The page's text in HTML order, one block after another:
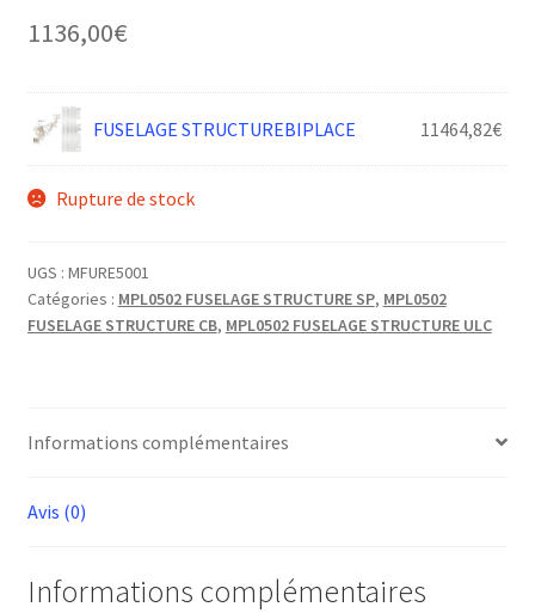
1136,00€
FUSELAGE STRUCTUREBIPLACE 11464,82€
Rupture de stock
UGS : MFURE5001
Catégories : MPL0502 FUSELAGE STRUCTURE SP, MPL0502
FUSELAGE STRUCTURE CB, MPL0502 FUSELAGE STRUCTURE ULC
Informations complémentaires
Avis (0)
Informations complémentaires